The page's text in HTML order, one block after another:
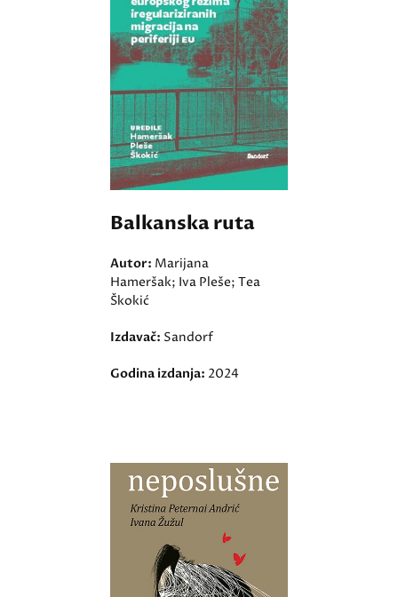
Balkanska ruta
Autor: Marijana
Hameršak; Iva Pleše; Tea
Škokić
Izdavač: Sandorf
Godina izdanja: 2024